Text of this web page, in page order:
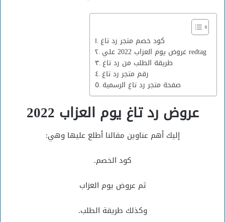
كود خصم متجر رد تاغ
عروض يوم العزاب 2022 علي redtag
طريقة الطلب من رد تاغ
رقم متجر رد تاغ
صفحة متجر رد تاغ الرسمية
عروض رد تاغ يوم العزاب 2022
إليك أهم عناوين مقالنا أطلع عليها وهي:
كود الخصم.
ثم عروض يوم العزاب
وكذلك طريقة الطلب.